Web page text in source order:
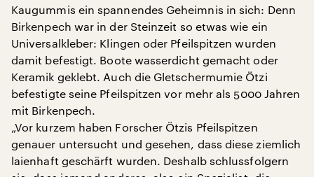
Kaugummis ein spannendes Geheimnis in sich: Denn
Birkenpech war in der Steinzeit so etwas wie ein
Universalkleber: Klingen oder Pfeilspitzen wurden
damit befestigt. Boote wasserdicht gemacht oder
Keramik geklebt. Auch die Gletschermumie Ötzi
befestigte seine Pfeilspitzen vor mehr als 5000 Jahren
mit Birkenpech.
„Vor kurzem haben Forscher Ötzis Pfeilspitzen
genauer untersucht und gesehen, dass diese ziemlich
laienhaft geschärft wurden. Deshalb schlussfolgern